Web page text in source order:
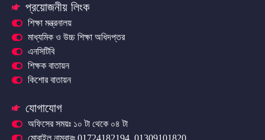
প্রয়োজনীয় লিংক
শিক্ষা মন্ত্রনালয়
মাধ্যমিক ও উচ্চ শিক্ষা অধিদপ্তর
এনসিটিবি
শিক্ষক বাতায়ন
কিশোর বাতায়ন
যোগাযোগ
অফিসের সময়ঃ ১০ টা থেকে ০৪ টা